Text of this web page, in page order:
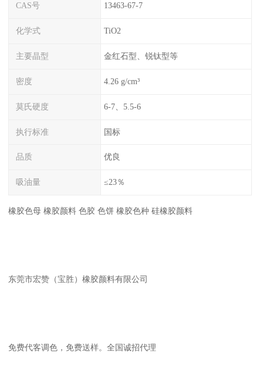
CAS号 13463-67-7
化学式 TiO2
主要晶型 金红石型、锐钛型等
密度 4.26 g/cm³
莫氏硬度 6-7、5.5-6
执行标准 国标
品质 优良
吸油量 ≤23％
橡胶色母 橡胶颜料 色胶 色饼 橡胶色种 硅橡胶颜料
东莞市宏赞（宝胜）橡胶颜料有限公司
免费代客调色，免费送样。全国诚招代理